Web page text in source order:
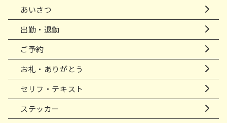
あいさつ
出勤・退勤
ご予約
お礼・ありがとう
セリフ・テキスト
ステッカー